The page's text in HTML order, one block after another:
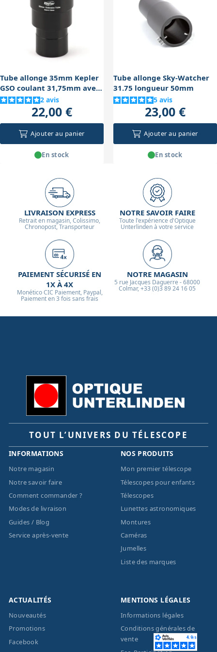
observant une étoile brillante ou un objet lointain, et
ajustez la longueur du tube (25 ou 50 mm) selon les
besoins. Une bonne installation évite la flexion et
garantit une mise au point stable et précise.
Tube allonge 35mm Kepler
GSO coulant 31,75mm avec
serrage annulaire
2 avis
22,00 €
Ajouter au panier
En stock
Tube allonge Sky-Watcher
31.75 longueur 50mm
5 avis
23,00 €
Ajouter au panier
En stock
LIVRAISON EXPRESS
Retrait en magasin, Colissimo,
Chronopost, Transporteur
NOTRE SAVOIR FAIRE
Toute l'expérience d'Optique
Unterlinden à votre service
PAIEMENT SÉCURISÉ EN
1X À 4X
Monético CIC Paiement, Paypal,
Paiement en 3 fois sans frais
NOTRE MAGASIN
5 rue Jacques Daguerre - 68000
Colmar, +33 (0)3 89 24 16 05
TOUT L’UNIVERS DU TÉLESCOPE
INFORMATIONS
Notre magasin
Notre savoir faire
Comment commander ?
Modes de livraison
Guides / Blog
Service après-vente
NOS PRODUITS
Mon premier télescope
Télescopes pour enfants
Télescopes
Lunettes astronomiques
Montures
Caméras
Jumelles
Liste des marques
ACTUALITÉS
Nouveautés
Promotions
Facebook
MENTIONS LÉGALES
Informations légales
Conditions générales de
vente